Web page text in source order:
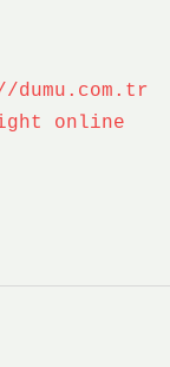
online